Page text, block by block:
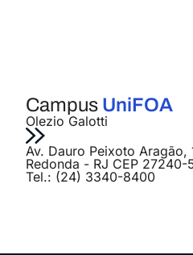
Campus UniFOA
Olezio Galotti
Av. Dauro Peixoto
Redonda - RJ CEP 27240-
Tel.: (24) 3340-8400